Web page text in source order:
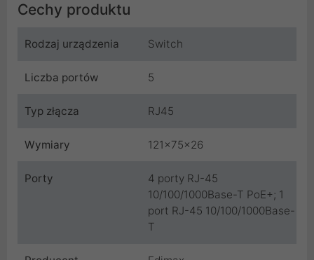
Cechy produktu
Rodzaj urządzenia Switch
Liczba portów 5
Typ złącza RJ45
Wymiary 121x75x26
Porty
4 porty RJ-45
10/100/1000Base-T PoE+; 1
port RJ-45 10/100/1000Base-
T